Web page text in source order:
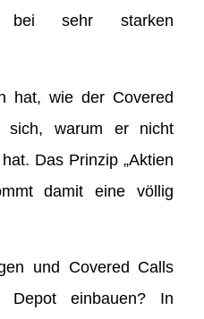
bei sehr starken
hat, wie der Covered
sich, warum er nicht
Das Prinzip „Aktien
damit eine völlig
und Covered Calls
Depot einbauen? In